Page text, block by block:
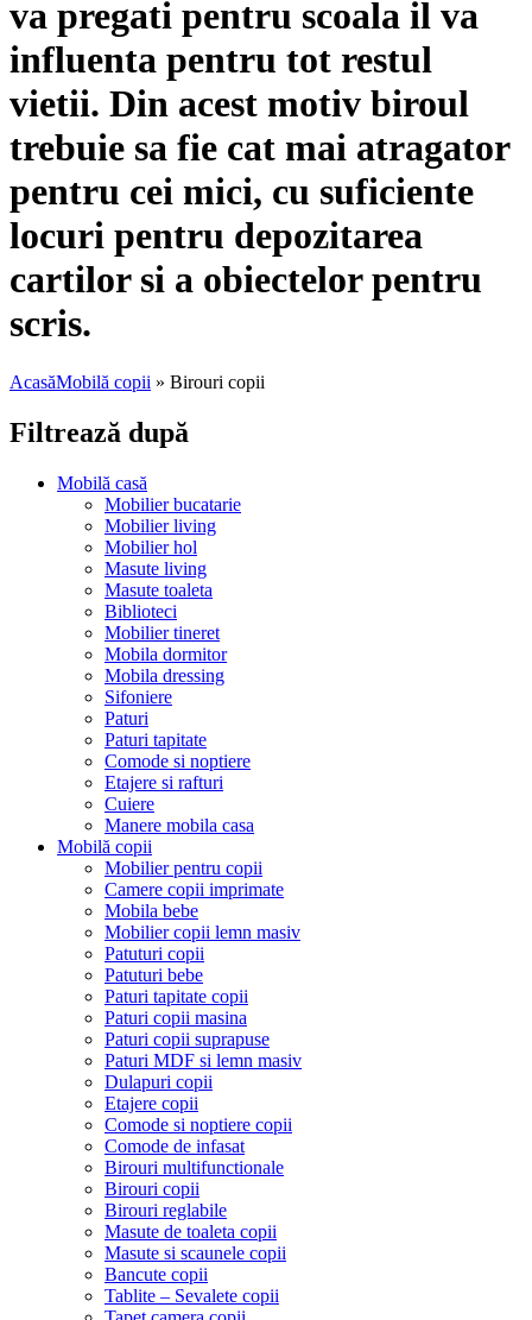
va pregati pentru scoala il va
influenta pentru tot restul
vietii. Din acest motiv biroul
trebuie sa fie cat mai atragator
pentru cei mici, cu suficiente
locuri pentru depozitarea
cartilor si a obiectelor pentru
scris.
AcasăMobilă copii » Birouri copii
Filtrează după
Mobilă casă
Mobilier bucatarie
Mobilier living
Mobilier hol
Masute living
Masute toaleta
Biblioteci
Mobilier tineret
Mobila dormitor
Mobila dressing
Sifoniere
Paturi
Paturi tapitate
Comode si noptiere
Etajere si rafturi
Cuiere
Manere mobila casa
Mobilă copii
Mobilier pentru copii
Camere copii imprimate
Mobila bebe
Mobilier copii lemn masiv
Patuturi copii
Patuturi bebe
Paturi tapitate copii
Paturi copii masina
Paturi copii suprapuse
Paturi MDF si lemn masiv
Dulapuri copii
Etajere copii
Comode si noptiere copii
Comode de infasat
Birouri multifunctionale
Birouri copii
Birouri reglabile
Masute de toaleta copii
Masute si scaunele copii
Bancute copii
Tablite – Sevalete copii